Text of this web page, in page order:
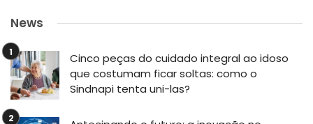
News
Cinco peças do cuidado integral ao idoso
que costumam ficar soltas: como o
Sindnapi tenta uni-las?